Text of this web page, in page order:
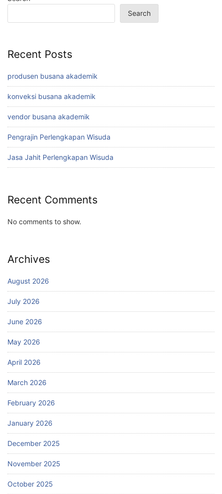
Search
Recent Posts
produsen busana akademik
konveksi busana akademik
vendor busana akademik
Pengrajin Perlengkapan Wisuda
Jasa Jahit Perlengkapan Wisuda
Recent Comments
No comments to show.
Archives
August 2026
July 2026
June 2026
May 2026
April 2026
March 2026
February 2026
January 2026
December 2025
November 2025
October 2025